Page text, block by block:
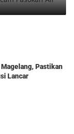
Pastikan
Lancar